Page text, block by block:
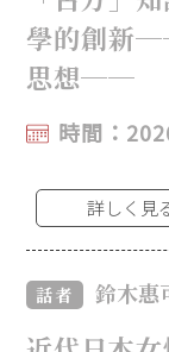
學的創新
思想──
時間：
詳しく見
話者 鈴木惠